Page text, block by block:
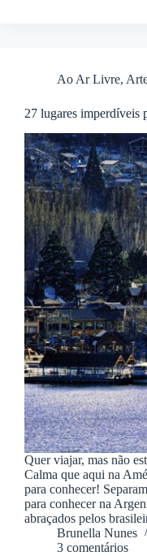
Ao Ar Livre,
27 lugares imperdíveis
Quer viajar, mas não
Calma que aqui na
para conhecer!
para conhecer na
abraçados pelos
Brunella Nunes
3 comentários